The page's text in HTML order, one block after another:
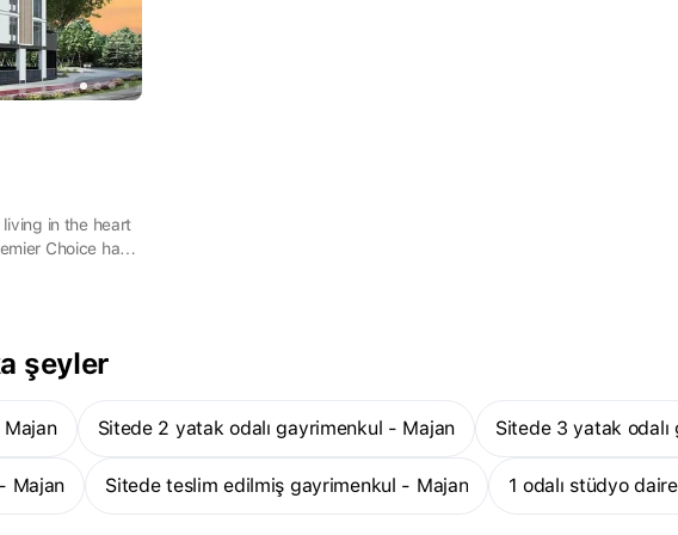
in the heart
Choice has
developing
has something
şeyler
Majan Sitede 2 yatak odalı gayrimenkul - Majan Sitede 3 yatak
Majan Sitede teslim edilmiş gayrimenkul - Majan 1 odalı stüdyo